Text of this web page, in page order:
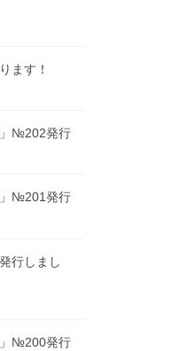
ます！
」№202発行
」№201発行
行しまし
」№200発行